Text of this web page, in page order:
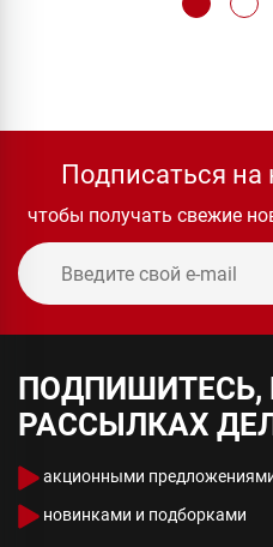
Подписаться на
чтобы получать свежие
РАССЫЛКАХ
акционными
новинками и подборками